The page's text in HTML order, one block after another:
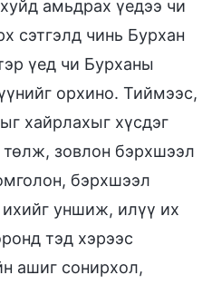
амьдрах үедээ чи
сэтгэлд чинь Бурхан
үед чи Бурханы
орхино. Тиймээс,
хайрлахыг хүсдэг
зовлон бэрхшээл
бэрхшээл
уншиж, илүү их
тэд хэрээс
ашиг сонирхол,